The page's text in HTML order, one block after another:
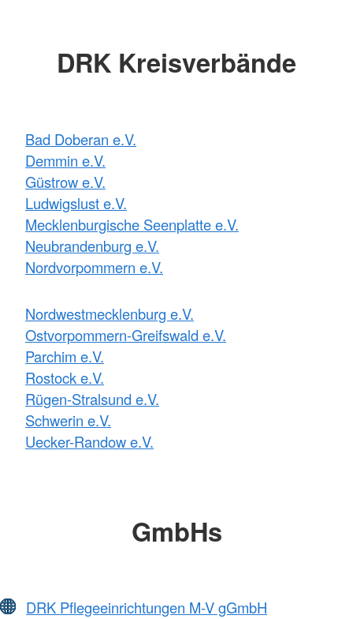
DRK Kreisverbände
Bad Doberan e.V.
Demmin e.V.
Güstrow e.V.
Ludwigslust e.V.
Mecklenburgische Seenplatte e.V.
Neubrandenburg e.V.
Nordvorpommern e.V.
Nordwestmecklenburg e.V.
Ostvorpommern-Greifswald e.V.
Parchim e.V.
Rostock e.V.
Rügen-Stralsund e.V.
Schwerin e.V.
Uecker-Randow e.V.
GmbHs
DRK Pflegeeinrichtungen M-V gGmbH